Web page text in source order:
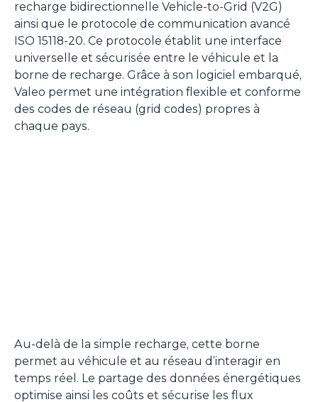
recharge bidirectionnelle Vehicle-to-Grid (V2G)
ainsi que le protocole de communication avancé
ISO 15118-20. Ce protocole établit une interface
universelle et sécurisée entre le véhicule et la
borne de recharge. Grâce à son logiciel embarqué,
Valeo permet une intégration flexible et conforme
des codes de réseau (grid codes) propres à
chaque pays.
Au-delà de la simple recharge, cette borne
permet au véhicule et au réseau d’interagir en
temps réel. Le partage des données énergétiques
optimise ainsi les coûts et sécurise les flux